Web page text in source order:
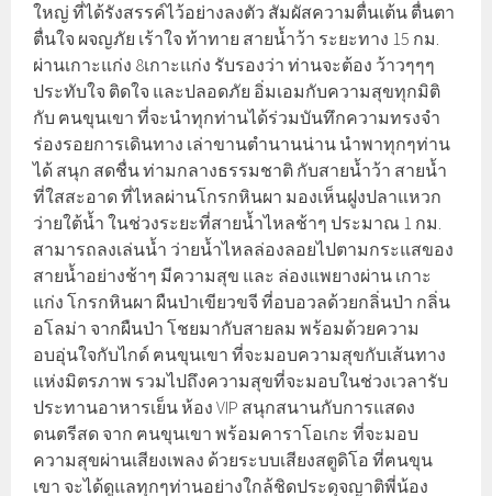
ใหญ่ ที่ได้รังสรรค์ไว้อย่างลงตัว สัมผัสความตื่นเต้น ตื่นตา
ตื่นใจ ผจญภัย เร้าใจ ท้าทาย สายน้ำว้า ระยะทาง 15 กม.
ผ่านเกาะแก่ง 8เกาะแก่ง รับรองว่า ท่านจะต้อง ว้าวๆๆๆ
ประทับใจ ติดใจ และปลอดภัย อิ่มเอมกับความสุขทุกมิติ
กับ ฅนขุนเขา ที่จะนำทุกท่านได้ร่วมบันทึกความทรงจำ
ร่องรอยการเดินทาง เล่าขานตำนานน่าน นำพาทุกๆท่าน
ได้ สนุก สดชื่น ท่ามกลางธรรมชาติ กับสายน้ำว้า สายน้ำ
ที่ใสสะอาด ที่ไหลผ่านโกรกหินผา มองเห็นฝูงปลาแหวก
ว่ายใต้น้ำ ในช่วงระยะที่สายน้ำไหลช้าๆ ประมาณ 1 กม.
สามารถลงเล่นน้ำ ว่ายน้ำไหลล่องลอยไปตามกระแสของ
สายน้ำอย่างช้าๆ มีความสุข และ ล่องแพยางผ่าน เกาะ
แก่ง โกรกหินผา ผืนป่าเขียวขจี ที่อบอวลด้วยกลิ่นป่า กลิ่น
อโลม่า จากผืนป่า โชยมากับสายลม พร้อมด้วยความ
อบอุ่นใจกับไกด์ ฅนขุนเขา ที่จะมอบความสุขกับเส้นทาง
แห่งมิตรภาพ รวมไปถึงความสุขที่จะมอบในช่วงเวลารับ
ประทานอาหารเย็น ห้อง VIP สนุกสนานกับการแสดง
ดนตรีสด จาก ฅนขุนเขา พร้อมคาราโอเกะ ที่จะมอบ
ความสุขผ่านเสียงเพลง ด้วยระบบเสียงสตูดิโอ ที่ฅนขุน
เขา จะได้ดูแลทุกๆท่านอย่างใกล้ชิดประดุจญาติพี่น้อง